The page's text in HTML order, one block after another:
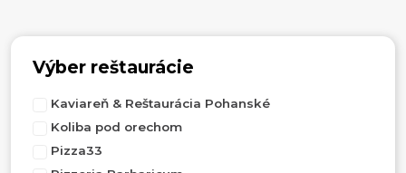
Výber reštaurácie
Kaviareň & Reštaurácia Pohanské
Koliba pod orechom
Pizza33